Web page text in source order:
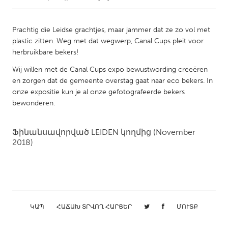
Amherstburg
Kitchener-Waterloo
Newmarket
Ottawa
South Shore
Toronto
Kuala Lumpur
Prachtig die Leidse grachtjes, maar jammer dat ze zo vol met
plastic zitten. Weg met dat wegwerp, Canal Cups pleit voor
herbruikbare bekers!
Wij willen met de Canal Cups expo bewustwording creeëren
en zorgen dat de gemeente overstag gaat naar eco bekers. In
onze expositie kun je al onze gefotografeerde bekers
bewonderen.
Ֆինանսավորված LEIDEN կողմից (November
2018)
ԿԱՊ ՀԱՃԱԽ ՏՐՎՈՂ ՀԱՐՑԵՐ ՄՈՒՏՔ